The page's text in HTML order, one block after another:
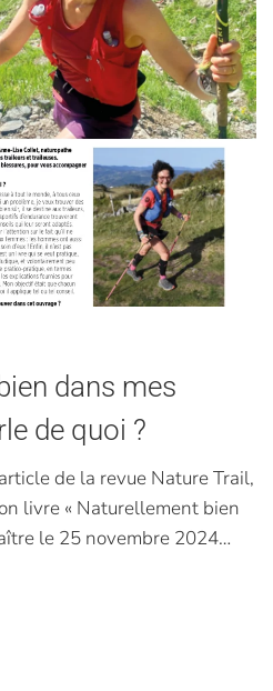
dans mes
de quoi ?
de la revue Nature Trail,
livre « Naturellement bien
le 25 novembre 2024…